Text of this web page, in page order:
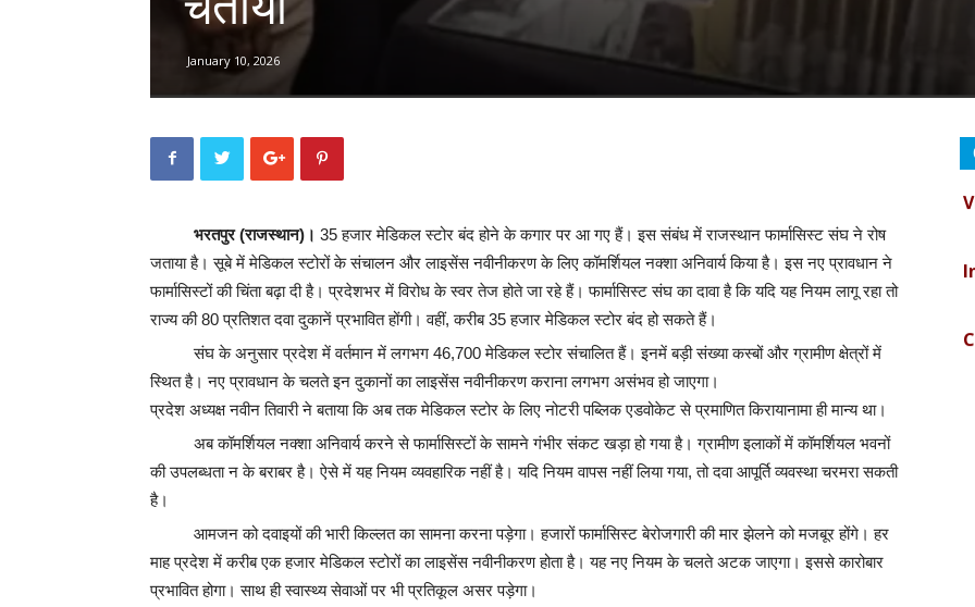
January 10, 2026
भरतपुर (राजस्थान)। 35 हजार मेडिकल स्टोर बंद होने के कगार पर आ गए हैं। इस संबंध में राजस्थान फार्मासिस्ट संघ ने रोष
जताया है। सूबे में मेडिकल स्टोरों के संचालन और लाइसेंस नवीनीकरण के लिए कॉमर्शियल नक्शा अनिवार्य किया है। इस नए प्रावधान ने
फार्मासिस्टों की चिंता बढ़ा दी है। प्रदेशभर में विरोध के स्वर तेज होते जा रहे हैं। फार्मासिस्ट संघ का दावा है कि यदि यह नियम लागू रहा तो
राज्य की 80 प्रतिशत दवा दुकानें प्रभावित होंगी। वहीं, करीब 35 हजार मेडिकल स्टोर बंद हो सकते हैं।
संघ के अनुसार प्रदेश में वर्तमान में लगभग 46,700 मेडिकल स्टोर संचालित हैं। इनमें बड़ी संख्या कस्बों और ग्रामीण क्षेत्रों में
स्थित है। नए प्रावधान के चलते इन दुकानों का लाइसेंस नवीनीकरण कराना लगभग असंभव हो जाएगा।
प्रदेश अध्यक्ष नवीन तिवारी ने बताया कि अब तक मेडिकल स्टोर के लिए नोटरी पब्लिक एडवोकेट से प्रमाणित किरायानामा ही मान्य था।
अब कॉमर्शियल नक्शा अनिवार्य करने से फार्मासिस्टों के सामने गंभीर संकट खड़ा हो गया है। ग्रामीण इलाकों में कॉमर्शियल भवनों
की उपलब्धता न के बराबर है। ऐसे में यह नियम व्यवहारिक नहीं है। यदि नियम वापस नहीं लिया गया, तो दवा आपूर्ति व्यवस्था चरमरा सकती
है।
आमजन को दवाइयों की भारी किल्लत का सामना करना पड़ेगा। हजारों फार्मासिस्ट बेरोजगारी की मार झेलने को मजबूर होंगे। हर
माह प्रदेश में करीब एक हजार मेडिकल स्टोरों का लाइसेंस नवीनीकरण होता है। यह नए नियम के चलते अटक जाएगा। इससे कारोबार
प्रभावित होगा। साथ ही स्वास्थ्य सेवाओं पर भी प्रतिकूल असर पड़ेगा।